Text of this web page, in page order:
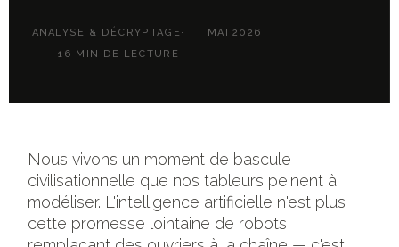
ANALYSE & DÉCRYPTAGE
MAI 2026
16 MIN DE LECTURE
Nous vivons un moment de bascule
civilisationnelle que nos tableurs peinent à
modéliser. L'intelligence artificielle n'est plus
cette promesse lointaine de robots